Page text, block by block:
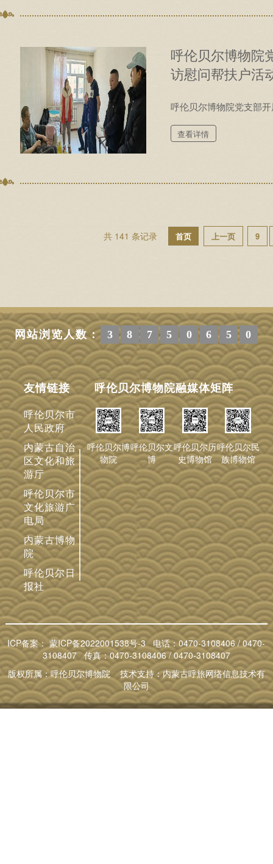
呼伦贝尔博物
访慰问帮扶户活
呼伦贝尔博物院党支部
查看详情
共 141 条记录 首页 上一页 9
网站浏览人数： 3 8 7 5 0 6 5 0
友情链接
呼伦贝尔市
人民政府
内蒙古自治
区文化和旅
游厅
呼伦贝尔市
文化旅游广
电局
内蒙古博物
院
呼伦贝尔日
报社
呼伦贝尔博物院融媒体矩阵
呼伦贝尔博
物院
呼伦贝尔文
博
呼伦贝尔历
史博物馆
呼伦贝尔民
族博物馆
ICP备案： 蒙ICP备2022001538号-3 电话：0470-3108406 / 0470-
3108407 传真：0470-3108406 / 0470-3108407
版权所属：呼伦贝尔博物院 技术支持：内蒙古呼旅网络信息技术有
限公司